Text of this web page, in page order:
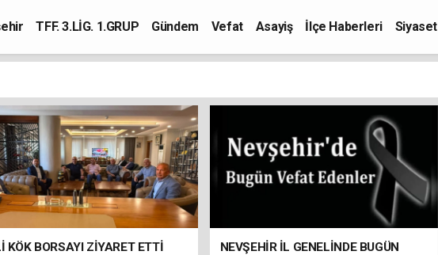
TFF. 3.LİG. 1.GRUP Gündem Vefat Asayiş İlçe Haberleri Siyaset
KÖK BORSAYI ZİYARET ETTİ
NEVŞEHİR İL GENELİNDE BUGÜN